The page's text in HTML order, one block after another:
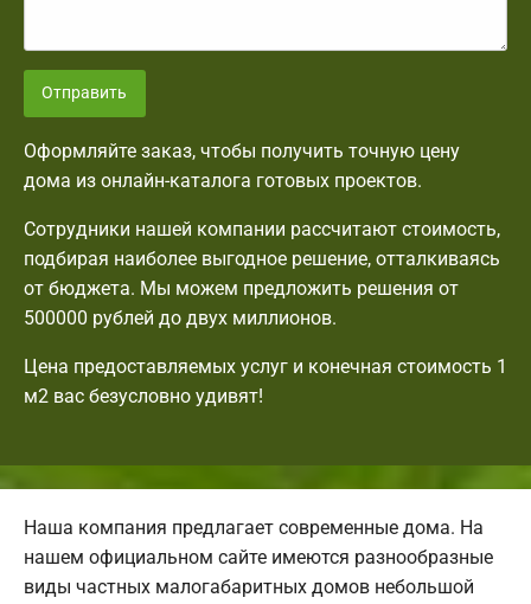
Отправить
Оформляйте заказ, чтобы получить точную цену
дома из онлайн-каталога готовых проектов.
Сотрудники нашей компании рассчитают стоимость,
подбирая наиболее выгодное решение, отталкиваясь
от бюджета. Мы можем предложить решения от
500000 рублей до двух миллионов.
Цена предоставляемых услуг и конечная стоимость 1
м2 вас безусловно удивят!
Наша компания предлагает современные дома. На
нашем официальном сайте имеются разнообразные
виды частных малогабаритных домов небольшой